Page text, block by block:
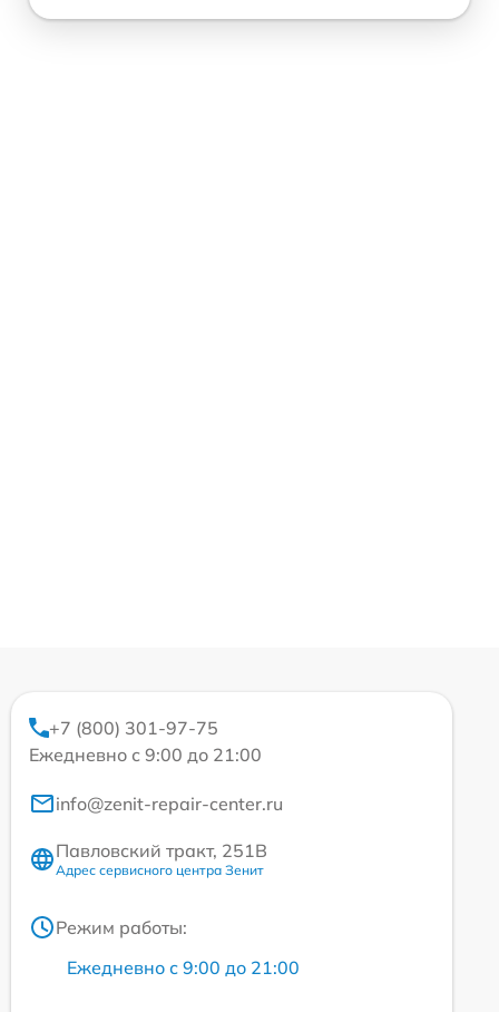
+7 (800) 301-97-75
Ежедневно с 9:00 до 21:00
info@zenit-repair-center.ru
Павловский тракт, 251В
Адрес сервисного центра Зенит
Режим работы:
Ежедневно с 9:00 до 21:00